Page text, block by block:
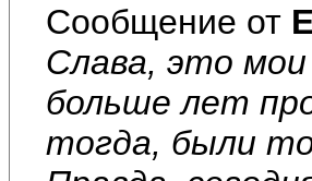
Сообщение от
Слава, это
больше лет
тогда, были